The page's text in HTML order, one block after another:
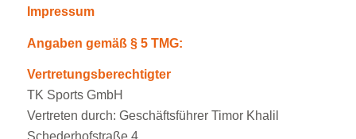
Impressum
Angaben gemäß § 5 TMG:
Vertretungsberechtigter
TK Sports GmbH
Vertreten durch: Geschäftsführer Timor Khalil